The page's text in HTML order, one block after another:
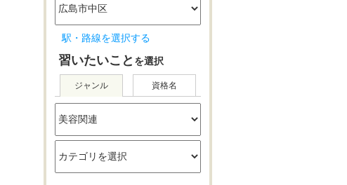
駅・路線を選択する
習いたいこと を選択
ジャンル 資格名